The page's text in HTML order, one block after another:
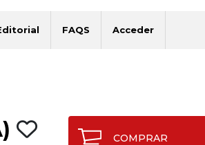
FAQS Acceder
COMPRAR